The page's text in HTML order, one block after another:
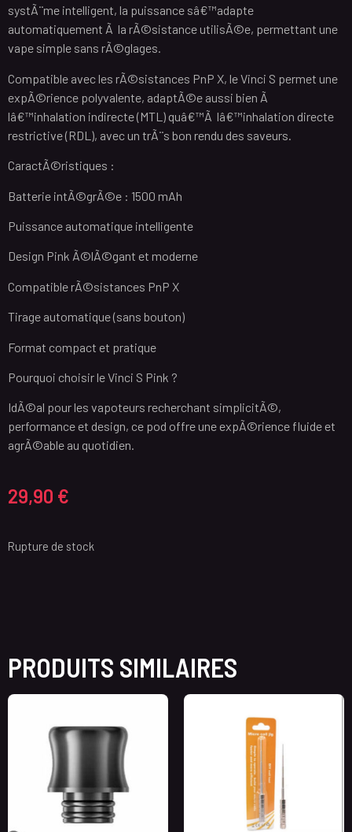
systÃ¨me intelligent, la puissance sâ€™adapte
automatiquement Ã la rÃ©sistance utilisÃ©e, permettant une
vape simple sans rÃ©glages.
Compatible avec les rÃ©sistances PnP X, le Vinci S permet une
expÃ©rience polyvalente, adaptÃ©e aussi bien Ã
lâ€™inhalation indirecte (MTL) quâ€™Ã lâ€™inhalation directe
restrictive (RDL), avec un trÃ¨s bon rendu des saveurs.
CaractÃ©ristiques :
Batterie intÃ©grÃ©e : 1500 mAh
Puissance automatique intelligente
Design Pink Ã©lÃ©gant et moderne
Compatible rÃ©sistances PnP X
Tirage automatique (sans bouton)
Format compact et pratique
Pourquoi choisir le Vinci S Pink ?
IdÃ©al pour les vapoteurs recherchant simplicitÃ©,
performance et design, ce pod offre une expÃ©rience fluide et
agrÃ©able au quotidien.
29,90 €
Rupture de stock
PRODUITS SIMILAIRES